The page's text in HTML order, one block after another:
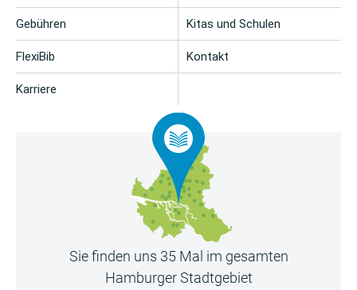
Gebühren
FlexiBib
Karriere
Kitas und Schulen
Kontakt
Sie finden uns 35 Mal im gesamten
Hamburger Stadtgebiet